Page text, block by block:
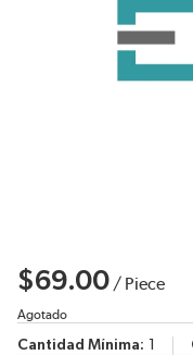
$69.00 / Piece
Agotado
Cantidad Mínima